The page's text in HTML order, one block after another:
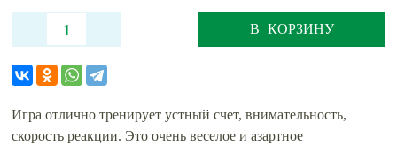
В КОРЗИНУ
Игра отлично тренирует устный счет, внимательность,
скорость реакции. Это очень веселое и азартное